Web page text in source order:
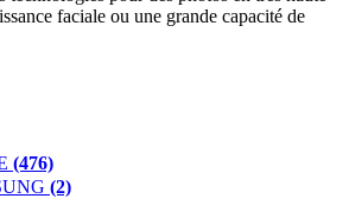
faciale ou une grande capacité de
(476)
(2)